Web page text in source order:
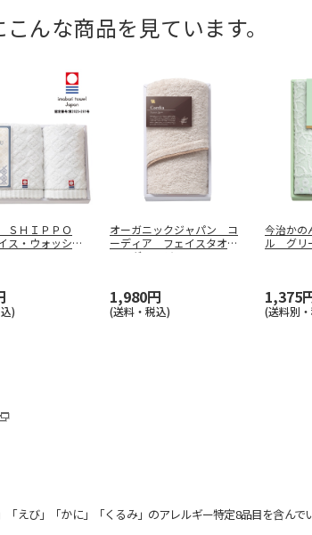
んな商品を見ています。
ＳＨＩＰＰＯ
ス・ウォッシュ
ト
)
オーガニックジャパン コ
ーディア フェイスタオ
ル グレージ
1,980円
(送料・税込)
今治か
ル グリ
1,375
(送料別
えび」「かに」「くるみ」のアレルギー特定8品目を含んで